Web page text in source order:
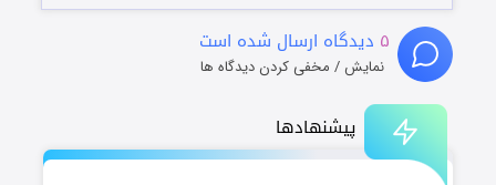
پیشنهادها
۵ دیدگاه ارسال شده است
نمایش / مخفی کردن دیدگاه ها